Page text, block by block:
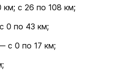
с 26 по 108 км;
0 по 43 км;
с 0 по 17 км;